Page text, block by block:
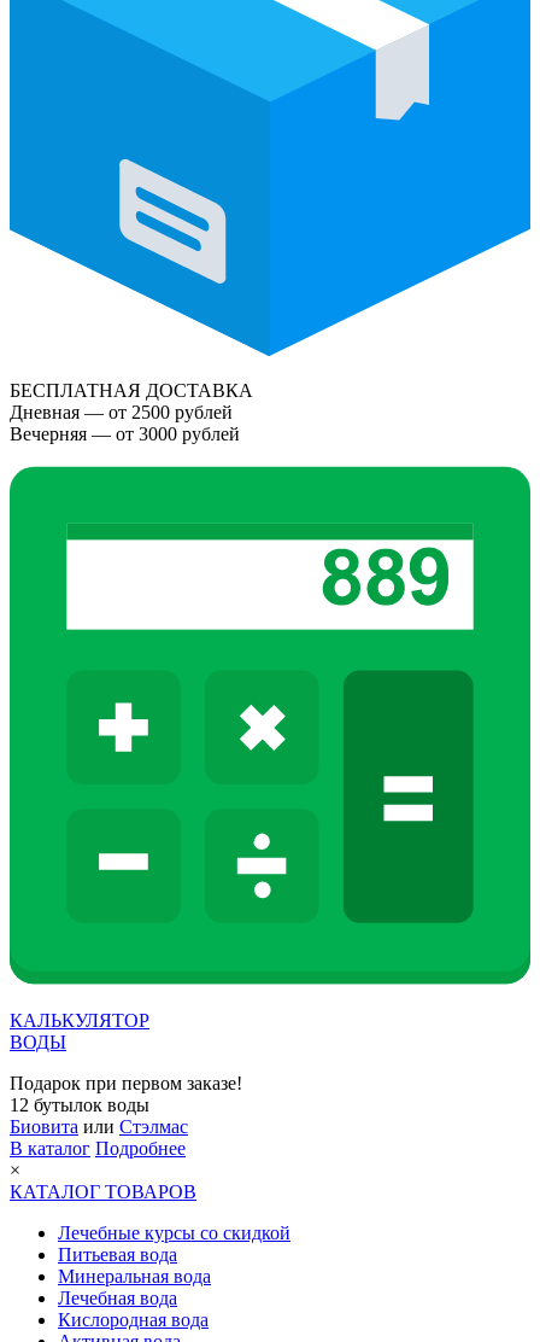
БЕСПЛАТНАЯ ДОСТАВКА
Дневная — от 2500 рублей
Вечерняя — от 3000 рублей
КАЛЬКУЛЯТОР
ВОДЫ
Подарок при первом заказе!
12 бутылок воды
Биовита или Стэлмас
В каталог Подробнее
×
КАТАЛОГ ТОВАРОВ
Лечебные курсы со скидкой
Питьевая вода
Минеральная вода
Лечебная вода
Кислородная вода